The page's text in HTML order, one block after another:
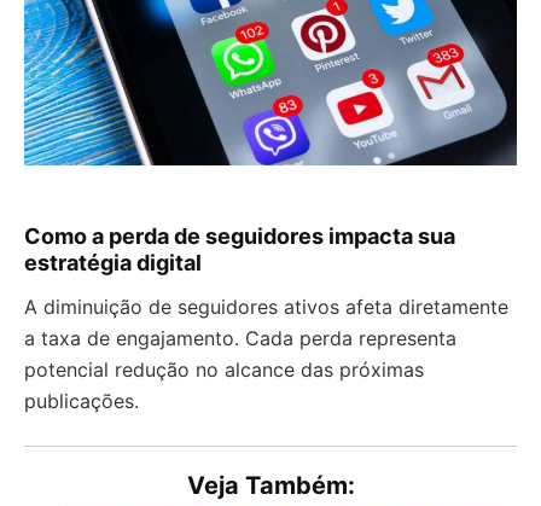
Como a perda de seguidores impacta sua
estratégia digital
A diminuição de seguidores ativos afeta diretamente
a taxa de engajamento. Cada perda representa
potencial redução no alcance das próximas
publicações.
Veja Também: